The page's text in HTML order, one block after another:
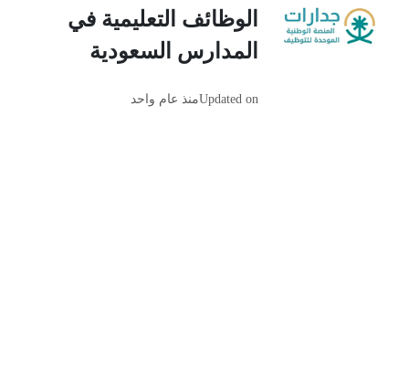
الوظائف التعليمية في
المدارس السعودية
Updated onمنذ عام واحد